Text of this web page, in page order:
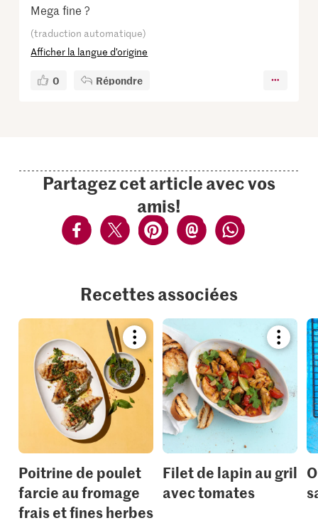
Mega fine ?
(traduction automatique)
Afficher la langue d’origine
0 Répondre
Partagez cet article avec vos
amis!
Recettes associées
Bookmark
recipe
or
add
it
to
your
collections.
Poitrine de poulet
farcie au fromage
frais et fines herbes
recipe
add
it
to
your
Filet de lapin au gril
avec tomates